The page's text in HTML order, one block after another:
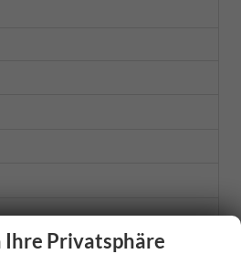
Privatsphäre